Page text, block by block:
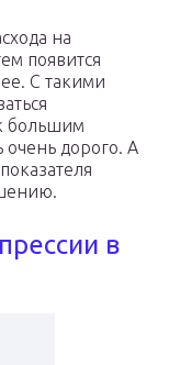
на
появится
С такими
большим
очень дорого. А
в